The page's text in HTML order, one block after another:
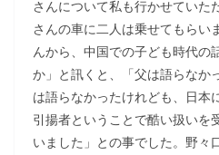
さんについて私も行かせていた
さんの車に二人は乗せてもらい
んから、中国での子ども時代の
か」と訊くと、「父は語らなか
は語らなかったけれども、日本
引揚者ということで酷い扱いを
いました」との事でした。野々